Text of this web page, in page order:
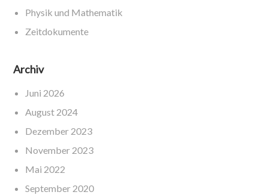
Physik und Mathematik
Zeitdokumente
Archiv
Juni 2026
August 2024
Dezember 2023
November 2023
Mai 2022
September 2020